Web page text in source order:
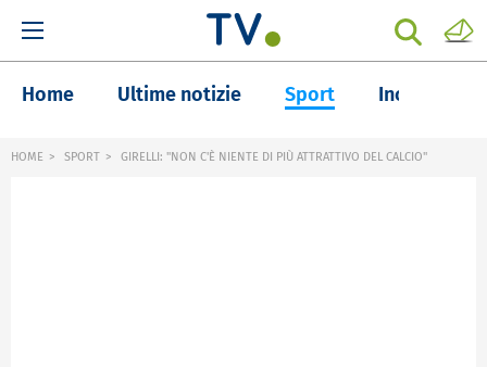
Home Ultime notizie Sport Inchieste
HOME SPORT GIRELLI: "NON C'È NIENTE DI PIÙ ATTRATTIVO DEL CALCIO"